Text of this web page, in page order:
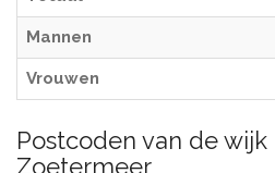
Mannen
Vrouwen
Postcoden van de wijk
Zoetermeer